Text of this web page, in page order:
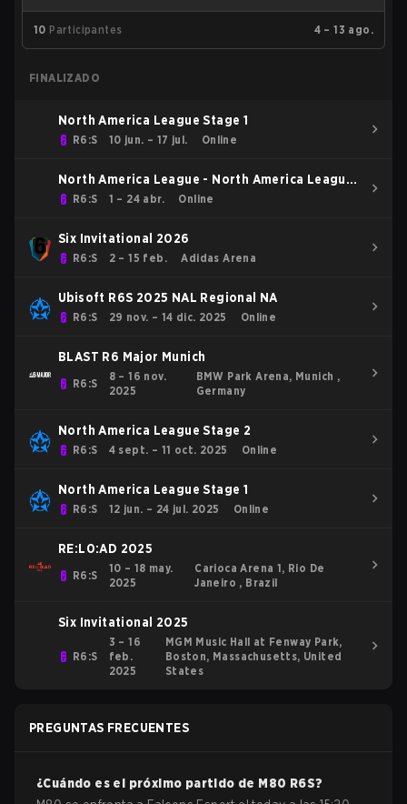
10 Participantes 4 – 13 ago.
FINALIZADO
North America League Stage 1
R6:S 10 jun. – 17 jul. Online
North America League - North America League
Kickoff
R6:S 1 – 24 abr. Online
Six Invitational 2026
R6:S 2 – 15 feb. Adidas Arena
Ubisoft R6S 2025 NAL Regional NA
R6:S 29 nov. – 14 dic. 2025 Online
BLAST R6 Major Munich
R6:S
8 – 16 nov.
2025
BMW Park Arena, Munich ,
Germany
North America League Stage 2
R6:S 4 sept. – 11 oct. 2025 Online
North America League Stage 1
R6:S 12 jun. – 24 jul. 2025 Online
RE:L0:AD 2025
R6:S
10 – 18 may.
2025
Carioca Arena 1, Rio De
Janeiro , Brazil
Six Invitational 2025
R6:S
3 – 16
feb.
2025
MGM Music Hall at Fenway Park,
Boston, Massachusetts, United
States
PREGUNTAS FRECUENTES
¿Cuándo es el próximo partido de M80 R6S?